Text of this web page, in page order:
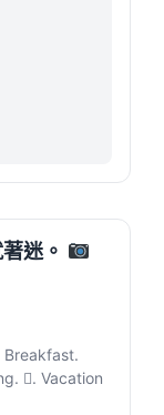
迷。
Breakfast.
󱙿. Vacation